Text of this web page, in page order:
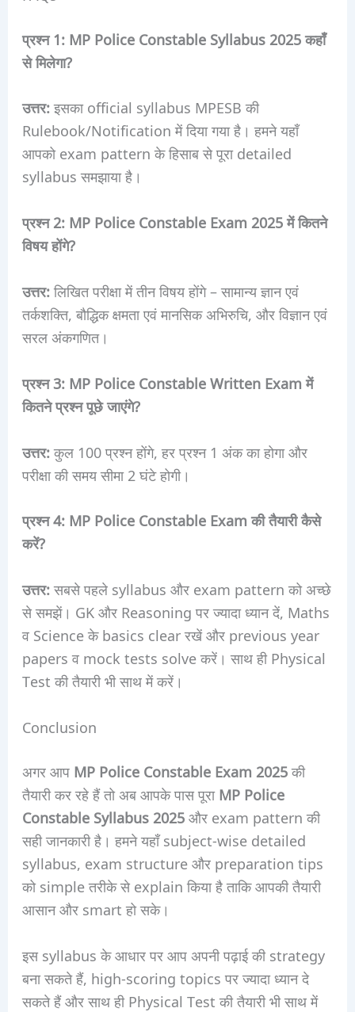
प्रश्न 1: MP Police Constable Syllabus 2025 कहाँ
से मिलेगा?
उत्तर:इसका official syllabus MPESB की
Rulebook/Notification में दिया गया है। हमने यहाँ
आपको exam pattern के हिसाब से पूरा detailed
syllabus समझाया है।
प्रश्न 2: MP Police Constable Exam 2025 में कितने
विषय होंगे?
उत्तर:लिखित परीक्षा में तीन विषय होंगे – सामान्य ज्ञान एवं
तर्कशक्ति, बौद्धिक क्षमता एवं मानसिक अभिरुचि, और विज्ञान एवं
सरल अंकगणित।
प्रश्न 3: MP Police Constable Written Exam में
कितने प्रश्न पूछे जाएंगे?
उत्तर:कुल 100 प्रश्न होंगे, हर प्रश्न 1 अंक का होगा और
परीक्षा की समय सीमा 2 घंटे होगी।
प्रश्न 4: MP Police Constable Exam की तैयारी कैसे
करें?
उत्तर:सबसे पहले syllabus और exam pattern को अच्छे
से समझें। GK और Reasoning पर ज्यादा ध्यान दें, Maths
व Science के basics clear रखें और previous year
papers व mock tests solve करें। साथ ही Physical
Test की तैयारी भी साथ में करें।
Conclusion
अगर आप MP Police Constable Exam 2025की
तैयारी कर रहे हैं तो अब आपके पास पूराMP Police
Constable Syllabus 2025और exam pattern की
सही जानकारी है। हमने यहाँ subject-wise detailed
syllabus, exam structure और preparation tips
को simple तरीके से explain किया है ताकि आपकी तैयारी
आसान और smart हो सके।
इस syllabus के आधार पर आप अपनी पढ़ाई की strategy
बना सकते हैं, high-scoring topics पर ज्यादा ध्यान दे
सकते हैं और साथ ही Physical Test की तैयारी भी साथ में